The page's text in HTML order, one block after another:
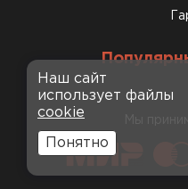
Мы
Наш сайт
использует файлы
cookie
Понятно